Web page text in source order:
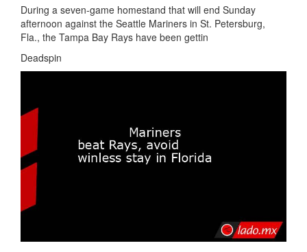
During a seven-game homestand that will end Sunday
afternoon against the Seattle Mariners in St. Petersburg,
Fla., the Tampa Bay Rays have been gettin
Deadspin